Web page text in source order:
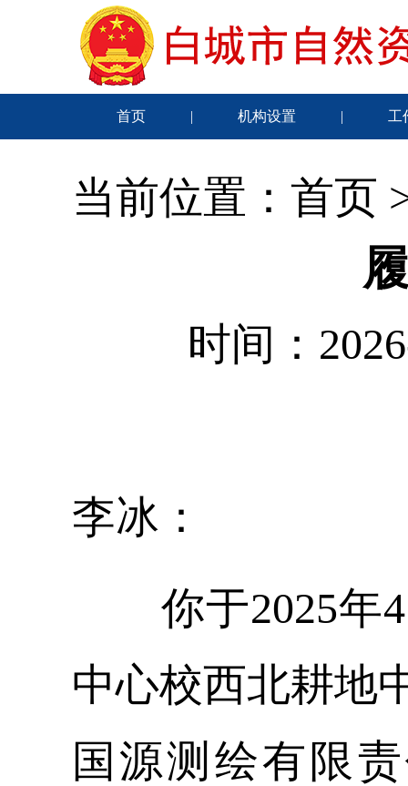
首页 | 机构设置 | 工
当前位置： 首页
时间：
李冰：
你于2025年
中心校西北耕地
国源测绘有限